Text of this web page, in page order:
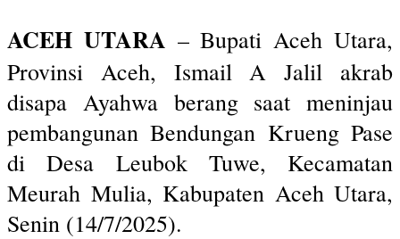
ACEH UTARA – Bupati Aceh Utara,
Provinsi Aceh, Ismail A Jalil akrab
disapa Ayahwa berang saat meninjau
pembangunan Bendungan Krueng Pase
di Desa Leubok Tuwe, Kecamatan
Meurah Mulia, Kabupaten Aceh Utara,
Senin (14/7/2025).